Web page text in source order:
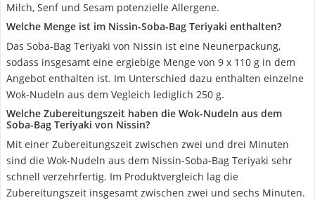
Milch, Senf und Sesam potenzielle Allergene.
Welche Menge ist im Nissin-Soba-Bag Teriyaki enthalten?
Das Soba-Bag Teriyaki von Nissin ist eine Neunerpackung,
sodass insgesamt eine ergiebige Menge von 9 x 110 g in dem
Angebot enthalten ist. Im Unterschied dazu enthalten einzelne
Wok-Nudeln aus dem Vegleich lediglich 250 g.
Welche Zubereitungszeit haben die Wok-Nudeln aus dem
Soba-Bag Teriyaki von Nissin?
Mit einer Zubereitungszeit zwischen zwei und drei Minuten
sind die Wok-Nudeln aus dem Nissin-Soba-Bag Teriyaki sehr
schnell verzehrfertig. Im Produktvergleich lag die
Zubereitungszeit insgesamt zwischen zwei und sechs Minuten.